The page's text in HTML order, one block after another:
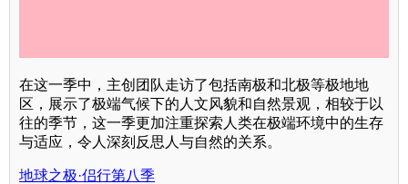
在这一季中，主创团队走访了包括南极和北极等极地地
区，展示了极端气候下的人文风貌和自然景观，相较于以
往的季节，这一季更加注重探索人类在极端环境中的生存
与适应，令人深刻反思人与自然的关系。
地球之极·侣行第八季